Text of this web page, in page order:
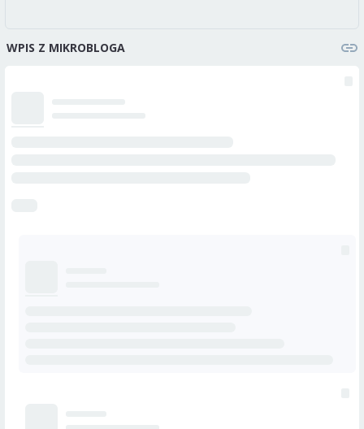
WPIS Z MIKROBLOGA